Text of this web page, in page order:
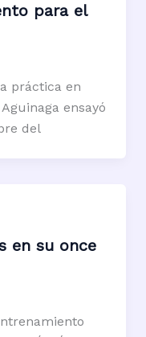
para el
práctica en
ensayó
del
en su once